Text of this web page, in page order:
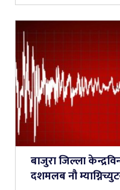
बाजुरा जिल्ला
दशमलब नौ